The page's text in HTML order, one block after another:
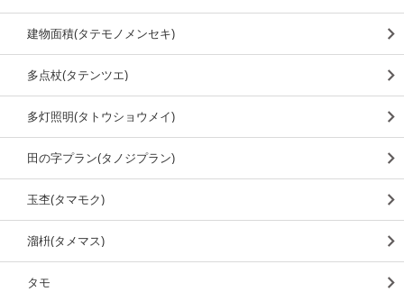
建物面積(タテモノメンセキ)
多点杖(タテンツエ)
多灯照明(タトウショウメイ)
田の字プラン(タノジプラン)
玉杢(タマモク)
溜枡(タメマス)
タモ